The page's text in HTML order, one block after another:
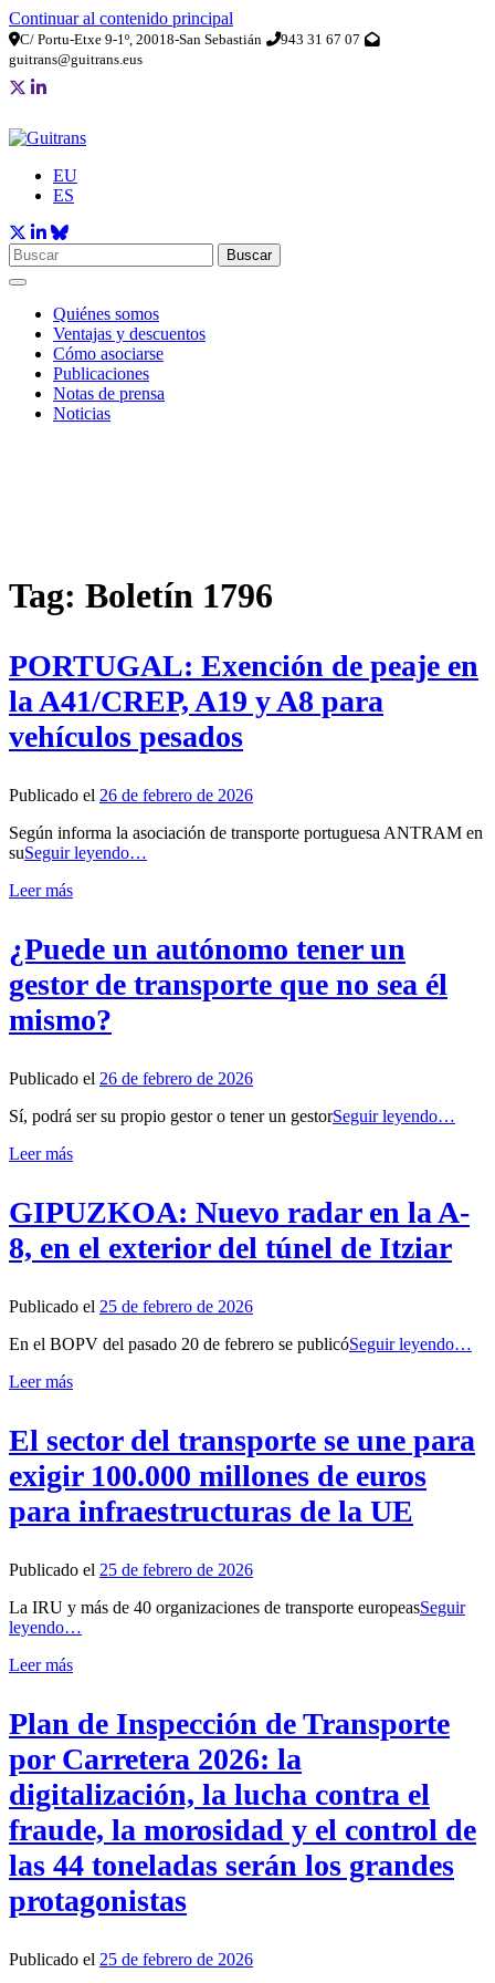
Continuar al contenido principal
C/ Portu-Etxe 9-1º, 20018-San Sebastián
943 31 67 07
guitrans@guitrans.eus
EU
ES
Buscar
Quiénes somos
Ventajas y descuentos
Cómo asociarse
Publicaciones
Notas de prensa
Noticias
Tag: Boletín 1796
PORTUGAL: Exención de peaje en
la A41/CREP, A19 y A8 para
vehículos pesados
Publicado el 26 de febrero de 2026
Según informa la asociación de transporte portuguesa ANTRAM en
suSeguir leyendo…
Leer más
¿Puede un autónomo tener un
gestor de transporte que no sea él
mismo?
Publicado el 26 de febrero de 2026
Sí, podrá ser su propio gestor o tener un gestorSeguir leyendo…
Leer más
GIPUZKOA: Nuevo radar en la A-
8, en el exterior del túnel de Itziar
Publicado el 25 de febrero de 2026
En el BOPV del pasado 20 de febrero se publicóSeguir leyendo…
Leer más
El sector del transporte se une para
exigir 100.000 millones de euros
para infraestructuras de la UE
Publicado el 25 de febrero de 2026
La IRU y más de 40 organizaciones de transporte europeasSeguir
leyendo…
Leer más
Plan de Inspección de Transporte
por Carretera 2026: la
digitalización, la lucha contra el
fraude, la morosidad y el control de
las 44 toneladas serán los grandes
protagonistas
Publicado el 25 de febrero de 2026